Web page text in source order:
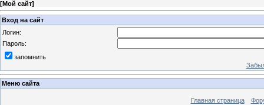
[Мой сайт]
Вход на сайт
Логин:
Пароль:
запомнить
Меню сайта
Главная страница